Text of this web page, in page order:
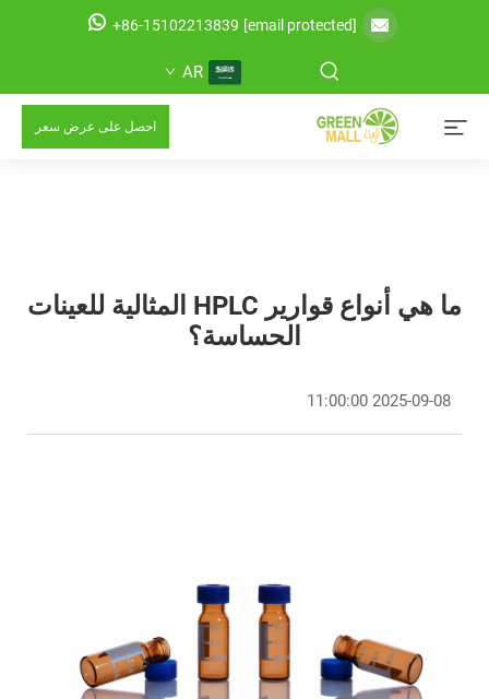
[email protected]
+86-15102213839
AR
احصل على عرض سعر
ما هي أنواع قوارير HPLC المثالية للعينات
الحساسة؟
2025-09-08 11:00:00